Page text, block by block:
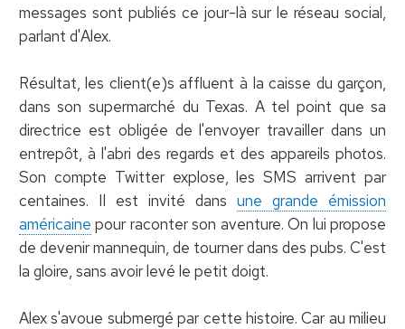
messages sont publiés ce jour-là sur le réseau social,
parlant d'Alex.
Résultat, les client(e)s affluent à la caisse du garçon,
dans son supermarché du Texas. A tel point que sa
directrice est obligée de l'envoyer travailler dans un
entrepôt, à l'abri des regards et des appareils photos.
Son compte Twitter explose, les SMS arrivent par
centaines. Il est invité dansune grande émission
américaine pour raconter son aventure. On lui propose
de devenir mannequin, de tourner dans des pubs. C'est
la gloire, sans avoir levé le petit doigt.
Alex s'avoue submergé par cette histoire. Car au milieu